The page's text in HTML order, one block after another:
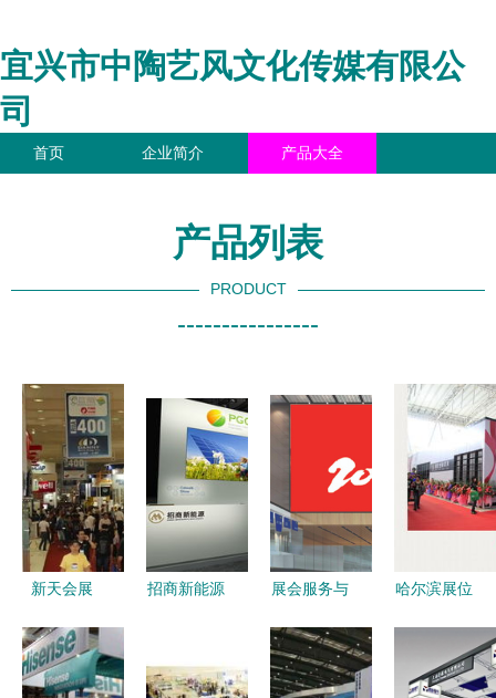
宜兴市中陶艺风文化传媒有限公
司
首页 企业简介 产品大全
产品列表
PRODUCT
----------------
新天会展
展会服务
商，助力办
招商新能源
展台设计与
展会服务与
优化企业形
象与效率的
哈尔滨展位
务优选指南
华赢文化传